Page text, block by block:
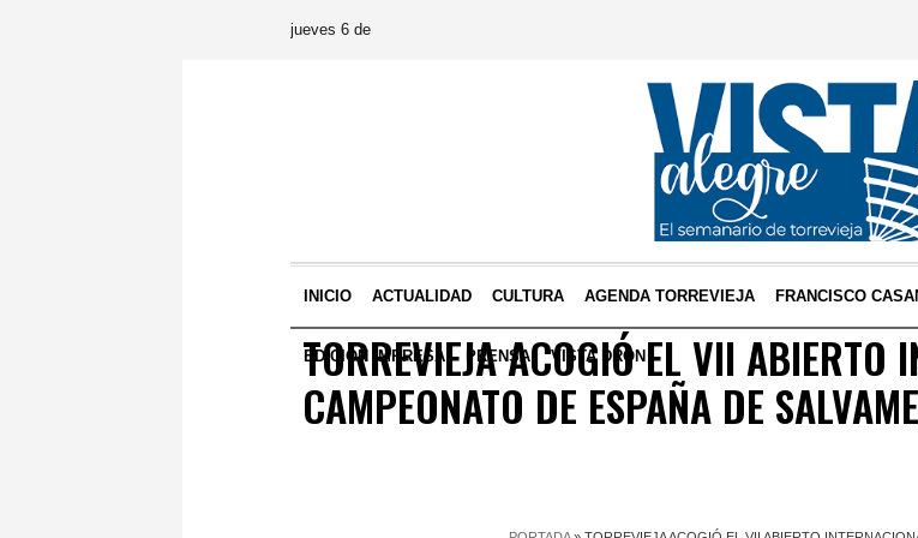
jueves 6 de
INICIO ACTUALIDAD CULTURA AGENDA TORREVIEJA FRANCISCO
EDICIÓN IMPRESA PRENSA VISTA DRON
TORREVIEJA ACOGIÓ EL VII ABIERTO
CAMPEONATO DE ESPAÑA DE